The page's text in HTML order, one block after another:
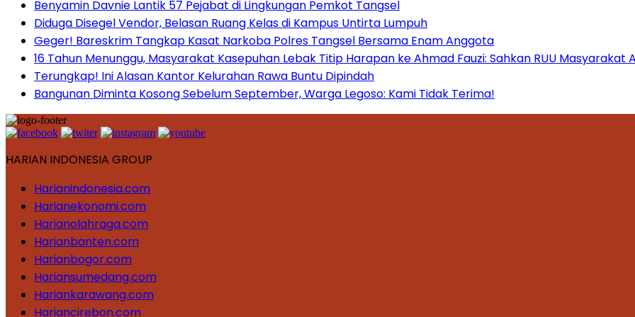
Benyamin Davnie Lantik 57 Pejabat di Lingkungan Pemkot Tangsel
Diduga Disegel Vendor, Belasan Ruang Kelas di Kampus Untirta Lumpuh
Geger! Bareskrim Tangkap Kasat Narkoba Polres Tangsel Bersama Enam Anggota
16 Tahun Menunggu, Masyarakat Kasepuhan Lebak Titip Harapan ke Ahmad Fauzi: Sahkan RUU Masyarakat
Terungkap! Ini Alasan Kantor Kelurahan Rawa Buntu Dipindah
Bangunan Diminta Kosong Sebelum September, Warga Legoso: Kami Tidak Terima!
HARIAN INDONESIA GROUP
Harianindonesia.com
Harianekonomi.com
Harianolahraga.com
Harianbanten.com
Harianbogor.com
Hariansumedang.com
Hariankarawang.com
Hariancirebon.com